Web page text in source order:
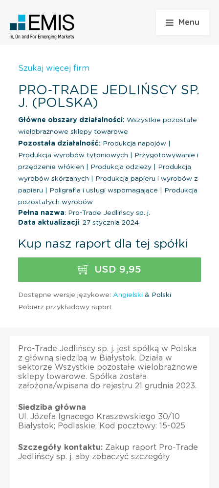
Menu
Szukaj więcej firm
PRO-TRADE JEDLIŃSCY SP.
J. (POLSKA)
Główne obszary działalności: Wszystkie pozostałe
wielobrażnowe sklepy towarowe
Pozostała działalność: Produkcja napojów
Produkcja wyrobów tytoniowych
Przygotowywanie i
przędzenie włókien
Produkcja odzieży
Produkcja
wyrobów skórzanych
Produkcja papieru i wyrobów z
papieru
Poligrafia i usługi wspomagające
Produkcja
pozostałych wyrobów
Pełna nazwa: Pro-Trade Jedlińscy sp. j.
Data aktualizacji: 27 stycznia 2024
Kup nasz raport dla tej spółki
USD 9,95
Dostępne wersje językowe: Angielski & Polski
Pobierz przykładowy raport
Pro-Trade Jedlińscy sp. j. jest spółką w Polska
z główną siedzibą w Białystok. Działa w
sektorze Wszystkie pozostałe wielobrażnowe
sklepy towarowe. Spółka została
założona/wpisana do rejestru 21 grudnia 2023.
Siedziba główna
Ul. Józefa Ignacego Kraszewskiego 30/10
Białystok; Podlaskie; Kod pocztowy: 15-025
Szczegóły kontaktu: Zakup raport Pro-Trade
Jedlińscy sp. j. aby zobaczyć szczegóły